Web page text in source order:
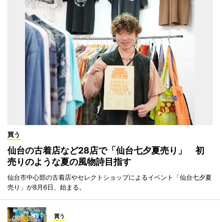
買う
仙台の古着店など28店で「仙台七夕夏売り」 初
売りのような夏の風物詩目指す
仙台市中心部の古着店やセレクトショップによるイベント「仙台七夕夏
売り」が8月6日、始まる。
買う